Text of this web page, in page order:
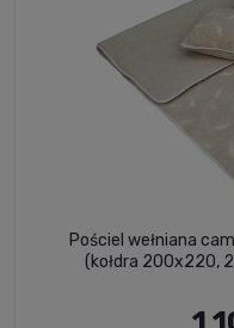
Pościel wełniana
(kołdra 200x220,